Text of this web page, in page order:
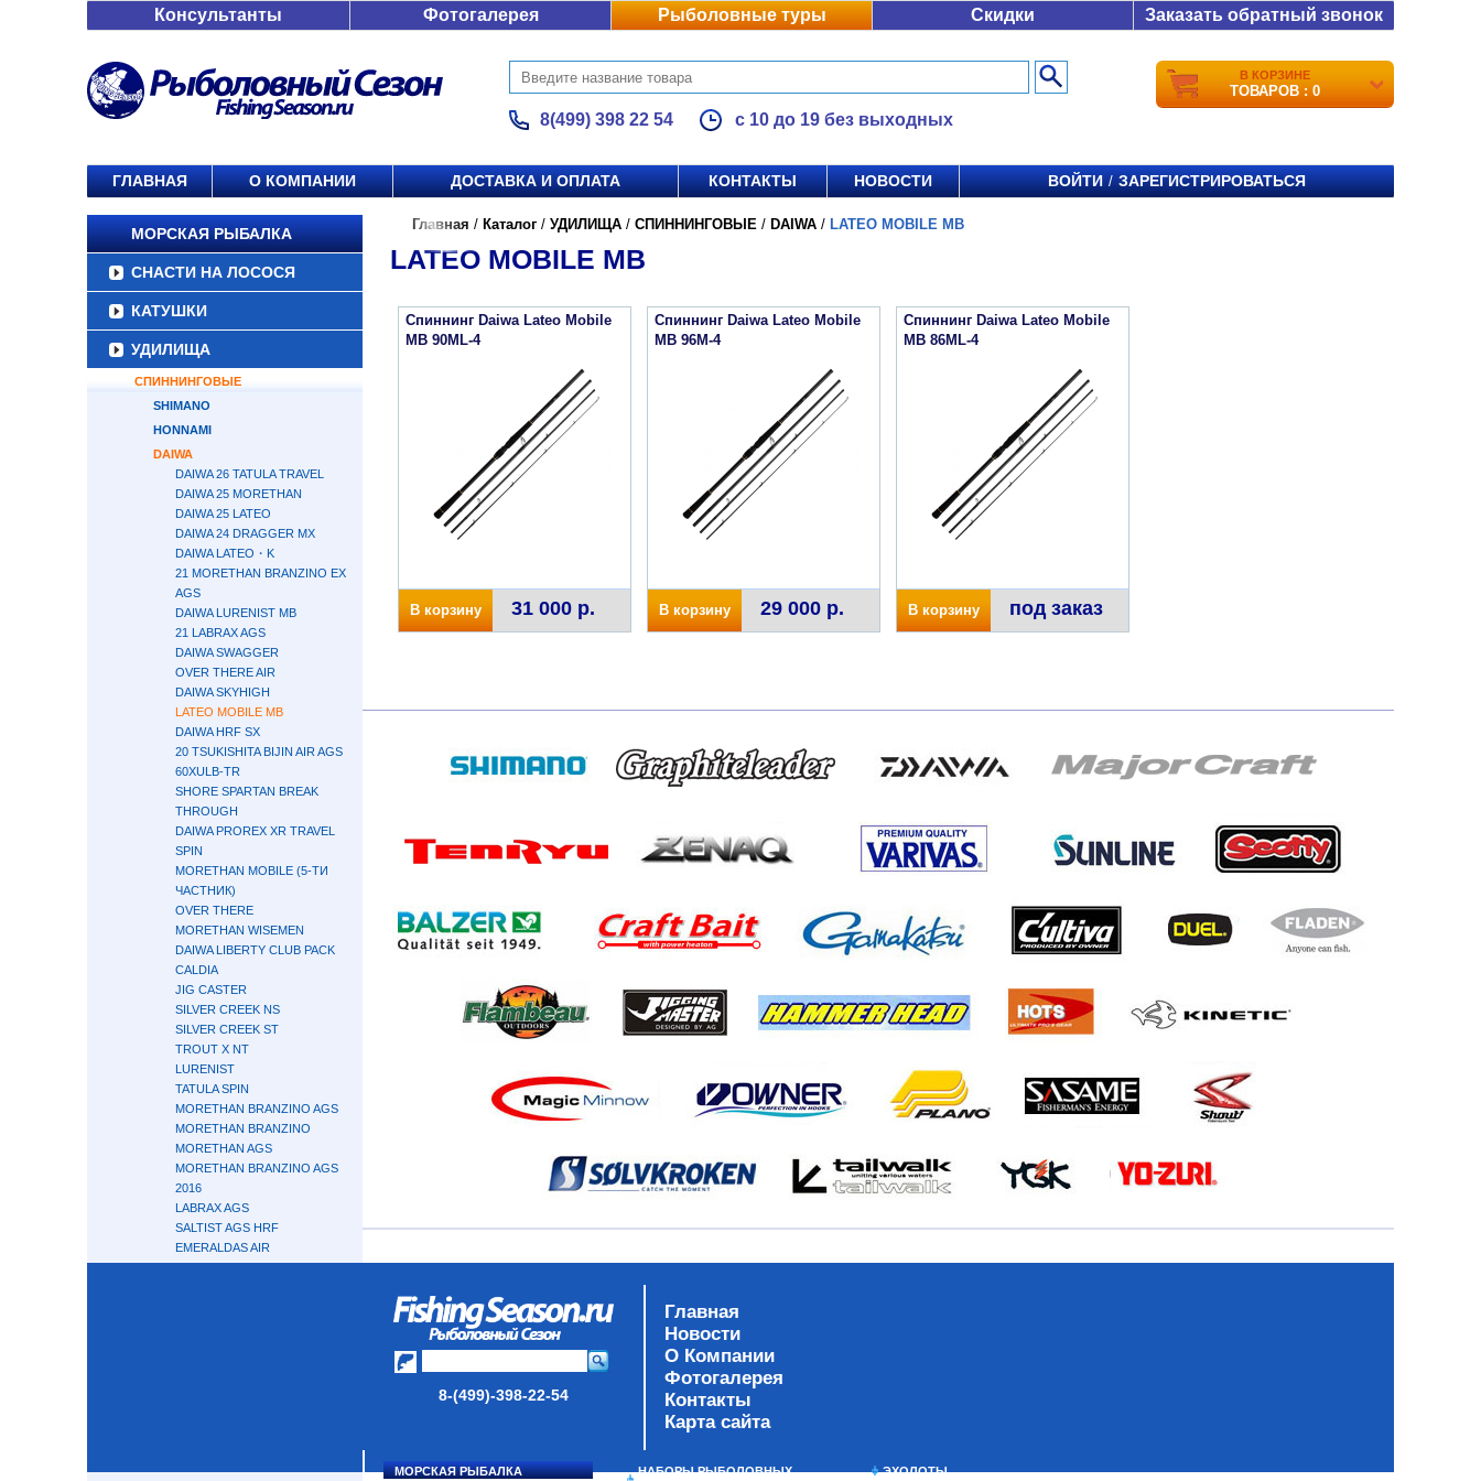
Консультанты Фотогалерея Рыболовные туры Скидки Заказать обратный звонок
8(499) 398 22 54 с 10 до 19 без выходных
В КОРЗИНЕ
ТОВАРОВ : 0
ГЛАВНАЯ О КОМПАНИИ ДОСТАВКА И ОПЛАТА КОНТАКТЫ НОВОСТИ ВОЙТИ / ЗАРЕГИСТРИРОВАТЬСЯ
МОРСКАЯ РЫБАЛКА
СНАСТИ НА ЛОСОСЯ
КАТУШКИ
УДИЛИЩА
СПИННИНГОВЫЕ
SHIMANO
HONNAMI
DAIWA
DAIWA 26 TATULA TRAVEL
DAIWA 25 MORETHAN
DAIWA 25 LATEO
DAIWA 24 DRAGGER MX
DAIWA LATEO・K
21 MORETHAN BRANZINO EX
AGS
DAIWA LURENIST MB
21 LABRAX AGS
DAIWA SWAGGER
OVER THERE AIR
DAIWA SKYHIGH
LATEO MOBILE MB
DAIWA HRF SX
20 TSUKISHITA BIJIN AIR AGS
60XULB-TR
SHORE SPARTAN BREAK
THROUGH
DAIWA PROREX XR TRAVEL
SPIN
MORETHAN MOBILE (5-ТИ
ЧАСТНИК)
OVER THERE
MORETHAN WISEMEN
DAIWA LIBERTY CLUB PACK
CALDIA
JIG CASTER
SILVER CREEK NS
SILVER CREEK ST
TROUT X NT
LURENIST
TATULA SPIN
MORETHAN BRANZINO AGS
MORETHAN BRANZINO
MORETHAN AGS
MORETHAN BRANZINO AGS
2016
LABRAX AGS
SALTIST AGS HRF
EMERALDAS AIR
LAZY
Главная / Каталог / УДИЛИЩА / СПИННИНГОВЫЕ / DAIWA / LATEO MOBILE MB
LATEO MOBILE MB
Спиннинг Daiwa Lateo Mobile
MB 90ML-4
В корзину 31 000 р.
Спиннинг Daiwa Lateo Mobile
MB 96M-4
В корзину 29 000 р.
Спиннинг Daiwa Lateo Mobile
MB 86ML-4
В корзину под заказ
8-(499)-398-22-54
Главная
Новости
О Компании
Фотогалерея
Контакты
Карта сайта
МОРСКАЯ РЫБАЛКА
НАБОРЫ РЫБОЛОВНЫХ
ЭХОЛОТЫ